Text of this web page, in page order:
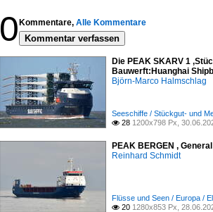
0 Kommentare, Alle Kommentare
Kommentar verfassen
Die PEAK SKARV 1
Bauwerft:Huanghai
Björn-Marco Halmschlag
Seeschiffe / Stückgut- und
 28 1200x798 Px,
PEAK BERGEN ,
Reinhard Schmidt
Flüsse und Seen / Europa /
 20 1280x853 Px,